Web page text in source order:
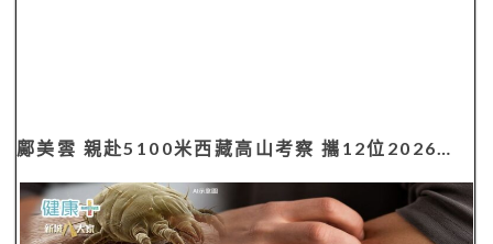
鄺美雲 親赴5100米西藏高山考察 攜12位2026…